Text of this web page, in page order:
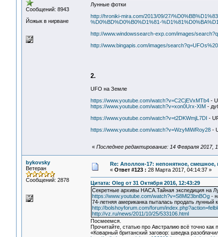
Сообщений: 8943
Йожык в нирване
Лунные фотки
http://hroniki-mira.com/2013/09/27/
%D0%BD%D0%B0%D1%81-
http://www.windowssearch-exp.com/images/
http://www.bingapis.com/images/
2.
UFO на Земле
https://www.youtube.com/watch?v=C2CjEVxMTb4-
https://www.youtube.com/watch?v=xon0Urx-XIM -
https://www.youtube.com/watch?v=t2DKWmjL7DI -
https://www.youtube.com/watch?v=WzyMiWRoy28-
« Последнее редактирование: 14 Февраля 2017,
bykovsky
Ветеран
Сообщений: 2878
Re: Аполлон-17: непонятное, смешное,
« Ответ #123 : 28 Марта 2017, 04:14:37 »
Цитата: Oleg от 31 Октября 2016, 12:43:29
Секретные архивы НАСА.Тайная экспедиция на
https://www.youtube.com/watch?v=S8Ml23bnBOg-
74-летняя американка пыталась продать лунный
http://bolshoyforum.com/forum/
http://vz.ru/news/2011/10/25/533106.html
Посмеемся.
Прочитайте, статью про Австралию всё точно как
«Коварный британский заговор: шведка